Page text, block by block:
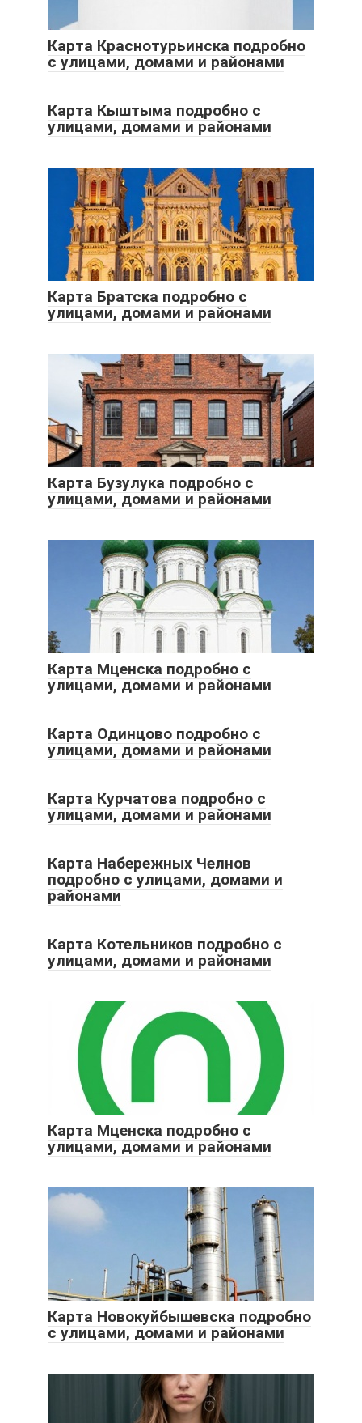
Карта Краснотурьинска подробно
с улицами, домами и районами
Карта Кыштыма подробно с
улицами, домами и районами
Карта Братска подробно с
улицами, домами и районами
Карта Бузулука подробно с
улицами, домами и районами
Карта Мценска подробно с
улицами, домами и районами
Карта Одинцово подробно с
улицами, домами и районами
Карта Курчатова подробно с
улицами, домами и районами
Карта Набережных Челнов
подробно с улицами, домами и
районами
Карта Котельников подробно с
улицами, домами и районами
Карта Мценска подробно с
улицами, домами и районами
Карта Новокуйбышевска подробно
с улицами, домами и районами